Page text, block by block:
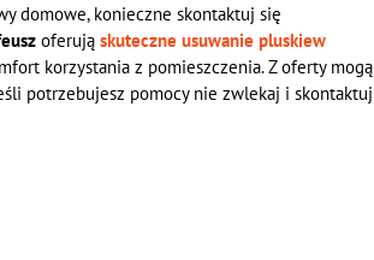
domowe, konieczne skontaktuj się
oferują skuteczne usuwanie pluskiew
korzystania z pomieszczenia. Z oferty mogą
potrzebujesz pomocy nie zwlekaj i skontaktuj